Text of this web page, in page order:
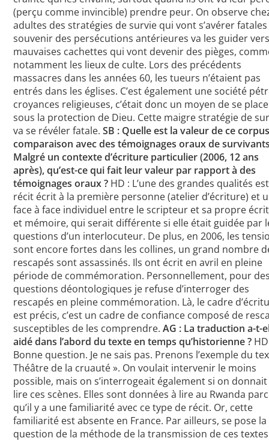
(perçu comme invincible) prendre peur. On observe
adultes des stratégies de survie qui vont s’avérer fatales
souvenir des persécutions antérieures va les guider
mauvaises cachettes qui vont devenir des pièges,
notamment les lieux de culte. Lors des précédents
massacres dans les années 60, les tueurs n’étaient pas
entrés dans les églises. C’est également une société
croyances religieuses, c’était donc un moyen de se
sous la protection de Dieu. Cette maigre stratégie de
va se révéler fatale.SB : Quelle est la valeur de ce
comparaison avec des témoignages oraux de
Malgré un contexte d’écriture particulier (2006, 12 ans
après), qu’est-ce qui fait leur valeur par rapport à des
témoignages oraux ? HD : L’une des grandes qualités
récit écrit à la première personne (atelier d’écriture) et
face à face individuel entre le scripteur et sa propre
et mémoire, qui serait différente si elle était guidée par
questions d’un interlocuteur. De plus, en 2006, les
sont encore fortes dans les collines, un grand nombre
rescapés sont assassinés. Ils ont écrit en avril en pleine
période de commémoration. Personnellement, pour
questions déontologiques je refuse d’interroger des
rescapés en pleine commémoration. Là, le cadre
est précis, c’est un cadre de confiance composé de
susceptibles de les comprendre.AG : La traduction a-t-
aidé dans l’abord du texte en temps qu’historienne ?
Bonne question. Je ne sais pas. Prenons l’exemple du
Théâtre de la cruauté ». On voulait intervenir le moins
possible, mais on s’interrogeait également si on
lire ces scènes. Elles sont données à lire au Rwanda
qu’il y a une familiarité avec ce type de récit. Or, cette
familiarité est absente en France. Par ailleurs, se pose la
question de la méthode de la transmission de ces